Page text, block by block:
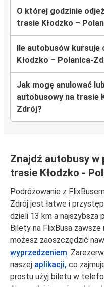
O której godzinie
trasie Kłodzko –
Ile autobusów
Kłodzko – Polanica-
Jak mogę anulować
autobusowy na trasie
Zdrój?
Znajdź autobusy w
trasie Kłodzko -
Podróżowanie z
Zdrój jest łatwe i
dzieli 13 km a najszybsza
Bilety na FlixBusa
możesz zaoszczędzić
wyprzedzeniem.
naszej aplikacji, co
prostu użyj biletu w